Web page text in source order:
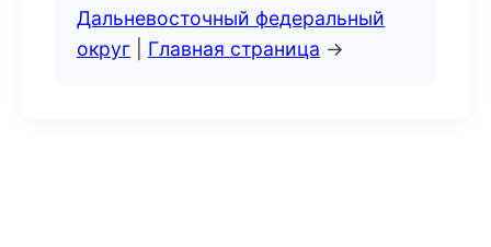
Дальневосточный федеральный
округ
Главная страница →